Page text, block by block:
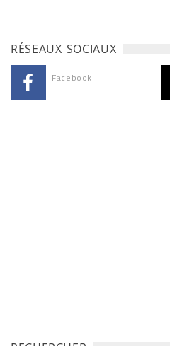
RÉSEAUX SOCIAUX
Facebook